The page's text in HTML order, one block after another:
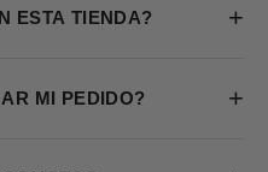
ESTA TIENDA? +
MI PEDIDO? +